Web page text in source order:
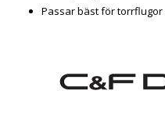
Passar bäst för torrflugor